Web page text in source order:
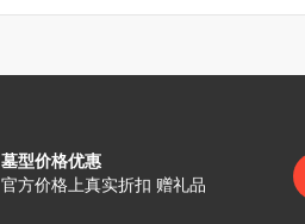
墓型价格优惠
官方价格上真实折扣 赠礼品